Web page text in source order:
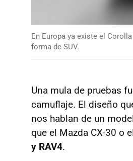
En Europa ya existe el
forma de SUV.
Una mula de pruebas
camuflaje. El diseño
nos hablan de un
que el Mazda CX-30 o
y RAV4.